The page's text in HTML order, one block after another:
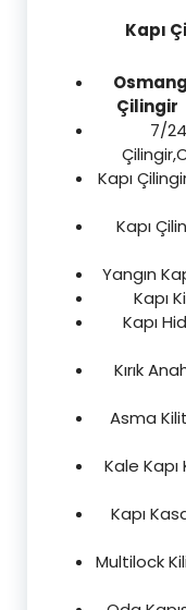
Kapı
Çilingir
7/
Kapı
Kapı
Yangın
Kapı
Kapı
Kırık
Asma
Kale
Kapı
Multilock